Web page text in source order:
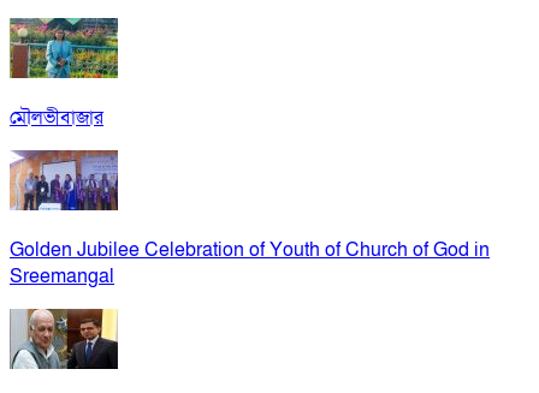
মৌলভীবাজার
Golden Jubilee Celebration of Youth of Church of God in
Sreemangal